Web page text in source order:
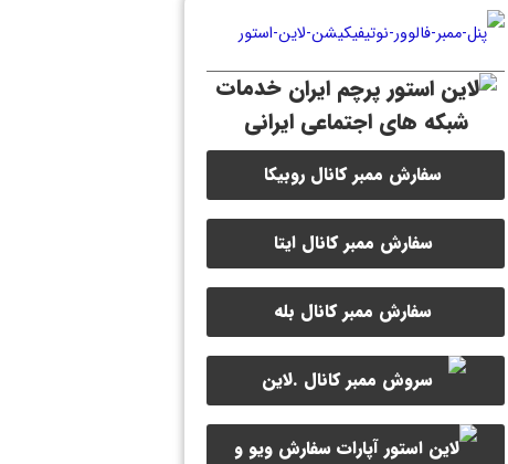
خدمات
شبکه های اجتماعی ایرانی
سفارش ممبر کانال روبیکا
سفارش ممبر کانال ایتا
سفارش ممبر کانال بله
سفارش ویو و